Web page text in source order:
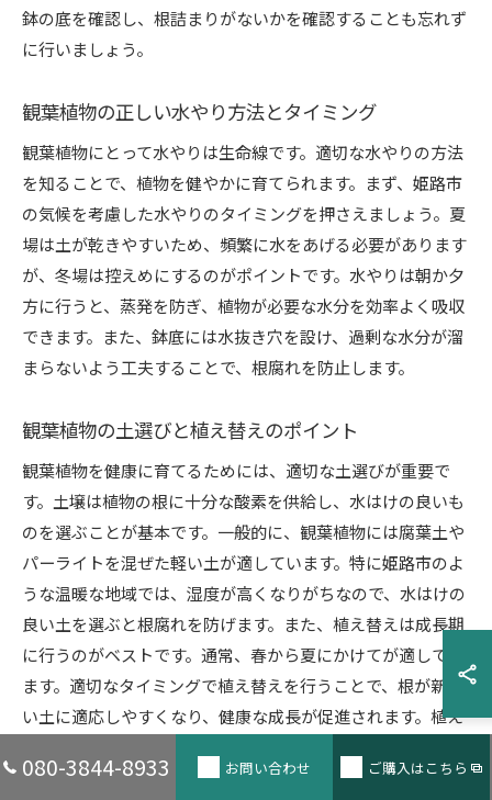
鉢の底を確認し、根詰まりがないかを確認することも忘れず
に行いましょう。
観葉植物の正しい水やり方法とタイミング
観葉植物にとって水やりは生命線です。適切な水やりの方法
を知ることで、植物を健やかに育てられます。まず、姫路市
の気候を考慮した水やりのタイミングを押さえましょう。夏
場は土が乾きやすいため、頻繁に水をあげる必要があります
が、冬場は控えめにするのがポイントです。水やりは朝か夕
方に行うと、蒸発を防ぎ、植物が必要な水分を効率よく吸収
できます。また、鉢底には水抜き穴を設け、過剰な水分が溜
まらないよう工夫することで、根腐れを防止します。
観葉植物の土選びと植え替えのポイント
観葉植物を健康に育てるためには、適切な土選びが重要で
す。土壌は植物の根に十分な酸素を供給し、水はけの良いも
のを選ぶことが基本です。一般的に、観葉植物には腐葉土や
パーライトを混ぜた軽い土が適しています。特に姫路市のよ
うな温暖な地域では、湿度が高くなりがちなので、水はけの
良い土を選ぶと根腐れを防げます。また、植え替えは成長期
に行うのがベストです。通常、春から夏にかけてが適してい
ます。適切なタイミングで植え替えを行うことで、根が新し
い土に適応しやすくなり、健康な成長が促進されます。植え
も忘れずに行いましょう。
080-3844-8933 お問い合わせ ご購入はこちら